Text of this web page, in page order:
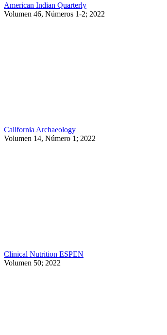
American Indian Quarterly
Volumen 46, Números 1-2; 2022
California Archaeology
Volumen 14, Número 1; 2022
Clinical Nutrition ESPEN
Volumen 50; 2022